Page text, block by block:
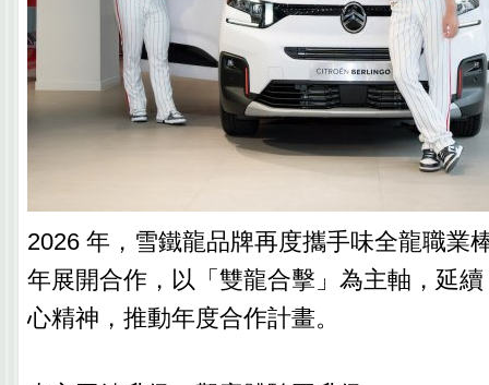
2026 年，雪鐵龍品牌再度攜手味全龍職業
年展開合作，以「雙龍合擊」為主軸，延
心精神，推動年度合作計畫。